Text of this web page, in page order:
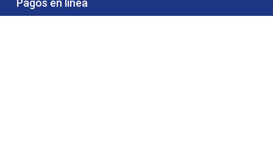
Pagos en línea